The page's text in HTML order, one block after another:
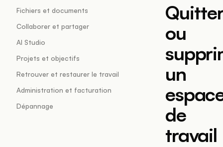
Fichiers et documents
Collaborer et partager
AI Studio
Projets et objectifs
Retrouver et restaurer le travail
Administration et facturation
Dépannage
ou
un
de
travail